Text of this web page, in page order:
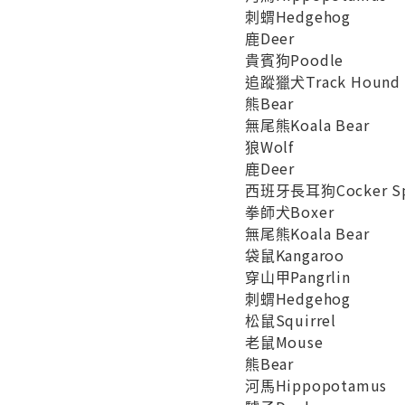
刺蝟Hedgehog
鹿Deer
貴賓狗Poodle
追蹤獵犬Track Hound
熊Bear
無尾熊Koala Bear
狼Wolf
鹿Deer
西班牙長耳狗Cocker
拳師犬Boxer
無尾熊Koala Bear
袋鼠Kangaroo
穿山甲Pangrlin
刺蝟Hedgehog
松鼠Squirrel
老鼠Mouse
熊Bear
河馬Hippopotamus